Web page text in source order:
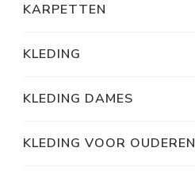
KARPETTEN
KLEDING
KLEDING DAMES
KLEDING VOOR OUDEREN